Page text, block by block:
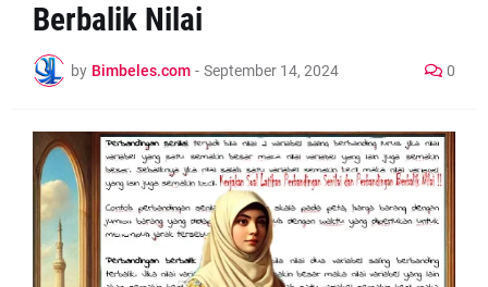
Berbalik Nilai
by Bimbeles.com - September 14, 2024 0